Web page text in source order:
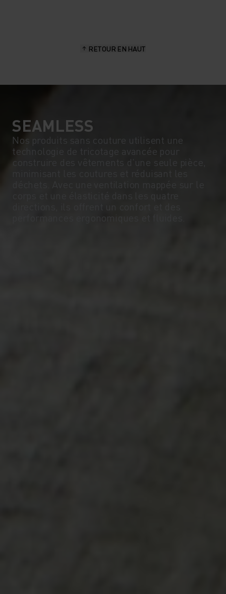
RETOUR EN HAUT
SEAMLESS
Nos produits sans couture utilisent une
technologie de tricotage avancée pour
construire des vêtements d'une seule pièce,
minimisant les coutures et réduisant les
performances ergonomiques et fluides.